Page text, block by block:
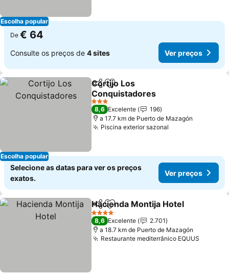
Escolha popular
De € 64
Consulte os preços de 4 sites Ver preços
Escolha popular
PartilharAdicionar aos favoritos
Cortijo Los
Conquistadores
3 Estrelas
8,6 Excelente
196
a 17.7 km de Puerto de Mazagón
Piscina exterior sazonal
Selecione as datas para ver os preços
exatos.
Ver preços
PartilharAdicionar aos favoritos
Hacienda Montija Hotel
4 Estrelas
8,6 Excelente
2.701
a 18.7 km de Puerto de Mazagón
Restaurante mediterrânico EQUUS